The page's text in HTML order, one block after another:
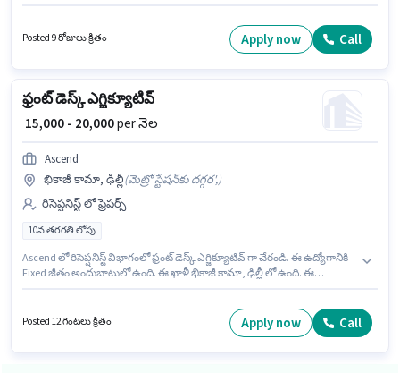
కాలనీ, ఢిల్లీ లో ఉంది. Lorenzo Luxury Spa లో రిసెప్షనిస్ట్ విభాగంలో ఫ్రంట్ డెస్క్
Posted 9 రోజులు క్రితం Apply now Call
ఫ్రంట్ డెస్క్ ఎగ్జిక్యూటివ్
₹ 15,000 - 20,000per నెల
Ascend
భికాజీ కామా, ఢిల్లీ(మెట్రో స్టేషన్‌కు దగ్గర',)
రిసెప్షనిస్ట్ లో ఫ్రెషర్స్
10వ తరగతి లోపు
Ascend లో రిసెప్షనిస్ట్ విభాగంలో ఫ్రంట్ డెస్క్ ఎగ్జిక్యూటివ్ గా చేరండి. ఈ ఉద్యోగానికి
Fixed జీతం అందుబాటులో ఉంది. ఈ ఖాళీ భికాజీ కామా, ఢిల్లీ లో ఉంది. ఈ
Posted 12 గంటలు క్రితం Apply now Call